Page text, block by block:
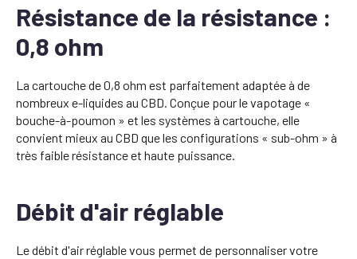
Résistance de la résistance :
0,8 ohm
La cartouche de 0,8 ohm est parfaitement adaptée à de
nombreux e-liquides au CBD. Conçue pour le vapotage «
bouche-à-poumon » et les systèmes à cartouche, elle
convient mieux au CBD que les configurations « sub-ohm » à
très faible résistance et haute puissance.
Débit d'air réglable
Le débit d'air réglable vous permet de personnaliser votre